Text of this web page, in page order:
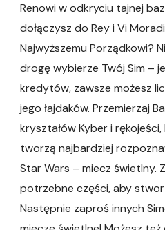
Renowi w odkryciu tajnej
dołączysz do Rey i Vi
Najwyższemu Porządkowi?
drogę wybierze Twój Sim –
kredytów, zawsze możesz
jego łajdaków. Przemierzaj
kryształów Kyber i
tworzą najbardziej
Star Wars – miecz świetlny.
potrzebne części, aby
Następnie zaproś innych